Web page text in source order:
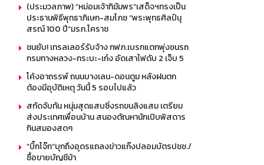
(ประมวลภาพ) “หม่อมเจ้าฑิฆัมพร”เสด็จฯทรงเป็น
ประธานพิธีพุทธาภิเษก-สมโภช “พระพุทธศิลป์นุ
สรณ์ 100 ปี”มรภ.โคราช
ชนยับ! เทรลเลอร์รับจ้าง กฟภ.เบรกแตกพุ่งชนรถ
กรมทางหลวง-กระบะ-เก๋ง อัดเสาไฟดับ 2 เจ็บ 5
โค้งอาถรรพ์ ถนนบางเลน-ดอนตูม หลังฝนตก
ต้องมีอุบัติเหตุ วันนี้ 5 รอบไปแล้ว
สกัดจับทัน หนุ่มสุดแสบซิ่งรถขนลิงแสม เตรียม
ส่งประเทศเพื่อนบ้าน สนองตัณหานักเปิบพิสดาร
กินสมองสดๆ
“บิ๊กโจ๊ก”บุกถึงอุดรแถลงข่าวแก๊งปลอมบัตรปชช./
ซื้อขายบัญชีม้า